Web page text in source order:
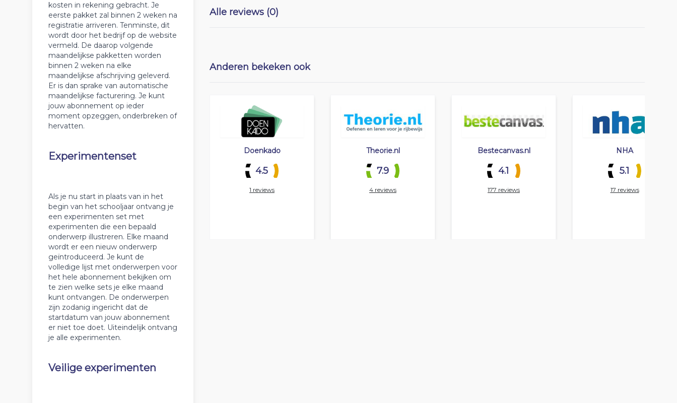
kosten in rekening gebracht. Je
eerste pakket zal binnen 2 weken na
registratie arriveren. Tenminste, dit
wordt door het bedrijf op de website
vermeld. De daarop volgende
maandelijkse pakketten worden
binnen 2 weken na elke
maandelijkse afschrijving geleverd.
Er is dan sprake van automatische
maandelijkse facturering. Je kunt
jouw abonnement op ieder
moment opzeggen, onderbreken of
hervatten.
Experimentenset
Als je nu start in plaats van in het
begin van het schooljaar ontvang je
een experimenten set met
experimenten die een bepaald
onderwerp illustreren. Elke maand
wordt er een nieuw onderwerp
geïntroduceerd. Je kunt de
volledige lijst met onderwerpen voor
het hele abonnement bekijken om
te zien welke sets je elke maand
kunt ontvangen. De onderwerpen
zijn zodanig ingericht dat de
startdatum van jouw abonnement
er niet toe doet. Uiteindelijk ontvang
je alle experimenten.
Veilige experimenten
Alle reviews (0)
Anderen bekeken ook
Doenkado
4.5
1 reviews
Theorie.nl
7.9
4 reviews
Bestecanvas.nl
4.1
177 reviews
NHA
5.1
17 reviews